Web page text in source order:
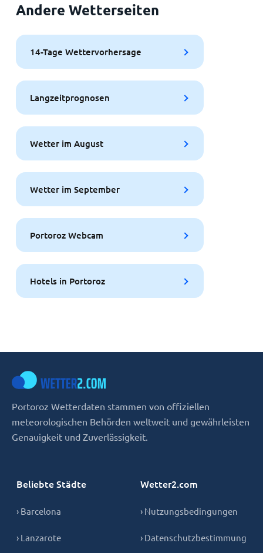
Andere Wetterseiten
14-Tage Wettervorhersage
Langzeitprognosen
Wetter im August
Wetter im September
Portoroz Webcam
Hotels in Portoroz
Portoroz Wetterdaten stammen von offiziellen
meteorologischen Behörden weltweit und gewährleisten
Genauigkeit und Zuverlässigkeit.
Beliebte Städte
› Barcelona
› Lanzarote
Wetter2.com
› Nutzungsbedingungen
› Datenschutzbestimmung